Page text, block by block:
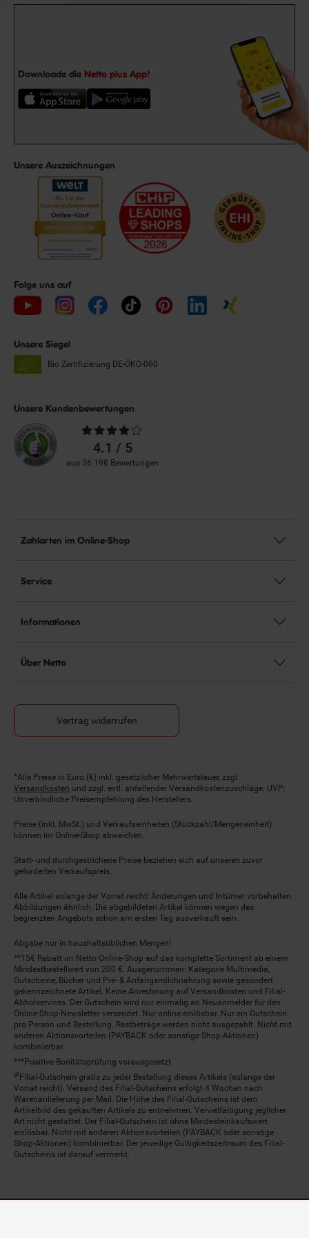
Downloade die Netto plus App!
Unsere Auszeichnungen
Folge uns auf
Unsere Siegel
Bio Zertifizierung DE-ÖKO-060
Unsere Kundenbewertungen
Durchschnittliche
Bewertungen4.1 / 5
aus 36.198 Bewertungen
Zahlarten im Online-Shop
Service
Informationen
Über Netto
Vertrag widerrufen
Fußnoten
*Alle Preise in Euro (€) inkl. gesetzlicher Mehrwertsteuer, zzgl.
Versandkosten und zzgl. evtl. anfallender Versandkostenzuschläge. UVP:
Unverbindliche Preisempfehlung des Herstellers.
Preise (inkl. MwSt.) und Verkaufseinheiten (Stückzahl/Mengeneinheit)
können im Online-Shop abweichen.
Statt- und durchgestrichene Preise beziehen sich auf unseren zuvor
geforderten Verkaufspreis.
Alle Artikel solange der Vorrat reicht! Änderungen und Irrtümer vorbehalten.
Abbildungen ähnlich. Die abgebildeten Artikel können wegen des
begrenzten Angebots schon am ersten Tag ausverkauft sein.
Abgabe nur in haushaltsüblichen Mengen!
**15€ Rabatt im Netto Online-Shop auf das komplette Sortiment ab einem
Mindestbestellwert von 200 €. Ausgenommen: Kategorie Multimedia,
Gutscheine, Bücher und Pre- & Anfangsmilchnahrung sowie gesondert
gekennzeichnete Artikel. Keine Anrechnung auf Versandkosten und Filial-
Abholservices. Der Gutschein wird nur einmalig an Neuanmelder für den
Online-Shop-Newsletter versendet. Nur online einlösbar. Nur ein Gutschein
pro Person und Bestellung. Restbeträge werden nicht ausgezahlt. Nicht mit
anderen Aktionsvorteilen (PAYBACK oder sonstige Shop-Aktionen)
kombinierbar.
***Positive Bonitätsprüfung vorausgesetzt
²⁰Filial-Gutschein gratis zu jeder Bestellung dieses Artikels (solange der
Vorrat reicht). Versand des Filial-Gutscheins erfolgt 4 Wochen nach
Warenanlieferung per Mail. Die Höhe des Filial-Gutscheins ist dem
Artikelbild des gekauften Artikels zu entnehmen. Vervielfältigung jeglicher
Art nicht gestattet. Der Filial-Gutschein ist ohne Mindesteinkaufswert
einlösbar. Nicht mit anderen Aktionsvorteilen (PAYBACK oder sonstige
Shop-Aktionen) kombinierbar. Der jeweilige Gültigkeitszeitraum des Filial-
Gutscheins ist darauf vermerkt.